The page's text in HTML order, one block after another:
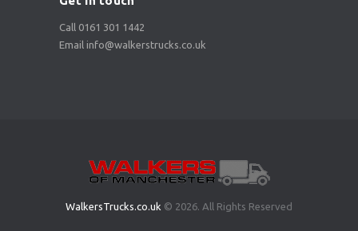
Call 0161 301 1442
Email info@walkerstrucks.co.uk
WalkersTrucks.co.uk © 2026. All Rights Reserved